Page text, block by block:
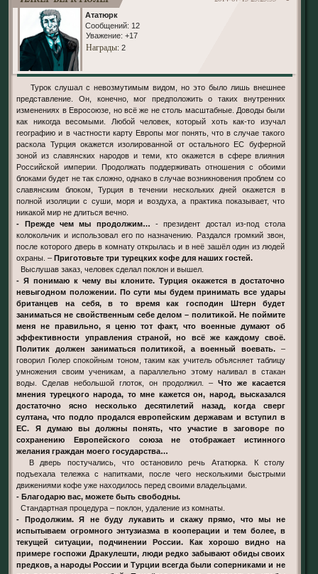
Ататюрк
Сообщений: 12
Уважение: +17
Награды: 2
Турок слушал с невозмутимым видом, но это было лишь внешнее
представление. Он, конечно, мог предположить о таких внутренних
изменениях в Евросоюзе, но всё же не столь масштабные. Доводы были
как никогда весомыми. Любой человек, который хоть как-то изучал
географию и в частности карту Европы мог понять, что в случае такого
раскола Турция окажется изолированной от остального ЕС буферной
зоной из славянских народов и теми, кто окажется в сфере влияния
Российской империи. Продолжать поддерживать отношения с обоими
блоками будет не так сложно, однако в случае возникновения проблем со
славянским блоком, Турция в течении нескольких дней окажется в
полной изоляции с суши, моря и воздуха, а практика показывает, что
никакой мир не длиться вечно.
- Прежде чем мы продолжим…- президент достал из-под стола
колокольчик и использовал его по назначению. Раздался громкий звон,
после которого дверь в комнату открылась и в неё зашёл один из людей
охраны. – Приготовьте три турецких кофе для наших гостей.
Выслушав заказ, человек сделал поклон и вышел.
- Я понимаю к чему вы клоните. Турция окажется в достаточно
невыгодном положении. По сути мы будем принимать все удары
британцев на себя, в то время как господин Штерн будет
заниматься не свойственным себе делом – политикой. Не поймите
меня не правильно, я ценю тот факт, что военные думают об
эффективности управления страной, но всё же каждому своё.
Политик должен заниматься политикой, а военный воевать. –
говорил Гюлер спокойным тоном, таким как учитель объясняет таблицу
умножения своим ученикам, а параллельно этому наливал в стакан
воды. Сделав небольшой глоток, он продолжил. – Что же касается
мнения турецкого народа, то мне кажется он, народ, высказался
достаточно ясно несколько десятилетий назад, когда сверг
султана, что подло продался европейским державам и вступил в
ЕС. Я думаю вы должны понять, что участие в заговоре по
сохранению Европейского союза не отображает истинного
желания граждан моего государства…
В дверь постучались, что остановило речь Ататюрка. К столу
подъехала тележка с напитками, после чего несколькими быстрыми
движениями кофе уже находилось перед своими владельцами.
- Благодарю вас, можете быть свободны.
Стандартная процедура – поклон, удаление из комнаты.
- Продолжим. Я не буду лукавить и скажу прямо, что мы не
испытываем огромного энтузиазма в кооперации и тем более, в
текущей ситуации, подчинении России. Как хорошо видно на
примере госпожи Дракулешти, люди редко забывают обиды своих
предков, а народы России и Турции всегда были соперниками и не